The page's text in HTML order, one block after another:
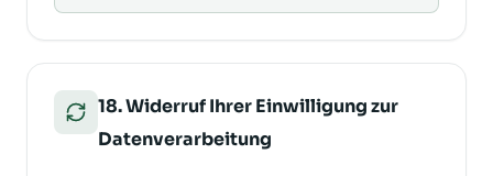
18. Widerruf Ihrer Einwilligung zur
Datenverarbeitung